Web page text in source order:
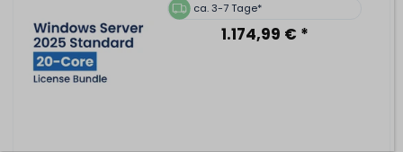
ca. 3-7 Tage*
1.174,99 € *